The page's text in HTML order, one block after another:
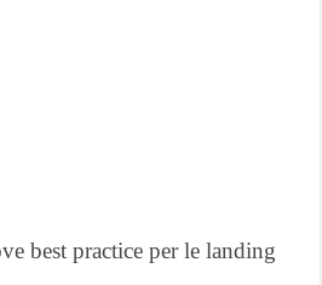
best practice per le landing